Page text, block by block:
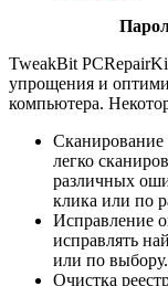
TweakBit
упрощения и
компьютера.
Сканирование
легко
различных
клика или по
Исправление
исправлять
или по выбору.
Очистка